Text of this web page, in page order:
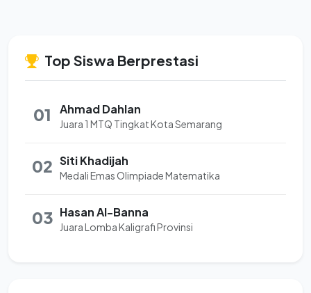
Top Siswa Berprestasi
01 Ahmad Dahlan
Juara 1 MTQ Tingkat Kota Semarang
02 Siti Khadijah
Medali Emas Olimpiade Matematika
03 Hasan Al-Banna
Juara Lomba Kaligrafi Provinsi